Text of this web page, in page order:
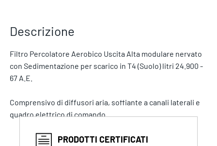
Descrizione
Filtro Percolatore Aerobico Uscita Alta modulare nervato
con Sedimentazione per scarico in T4 (Suolo) litri 24.900 -
67 A.E.
Comprensivo di diffusori aria, soffiante a canali laterali e
quadro elettrico di comando.
PRODOTTI CERTIFICATI